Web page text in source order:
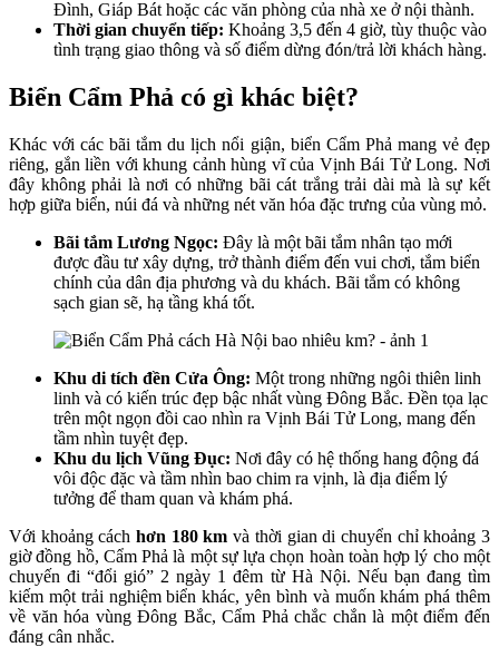
Đình, Giáp Bát hoặc các văn phòng của nhà xe ở nội thành.
Thời gian chuyển tiếp: Khoảng 3,5 đến 4 giờ, tùy thuộc vào
tình trạng giao thông và số điểm dừng đón/trả lời khách hàng.
Biển Cẩm Phả có gì khác biệt?
Khác với các bãi tắm du lịch nổi giận, biển Cẩm Phả mang vẻ đẹp
riêng, gắn liền với khung cảnh hùng vĩ của Vịnh Bái Tử Long. Nơi
đây không phải là nơi có những bãi cát trắng trải dài mà là sự kết
hợp giữa biển, núi đá và những nét văn hóa đặc trưng của vùng mỏ.
Bãi tắm Lương Ngọc: Đây là một bãi tắm nhân tạo mới
được đầu tư xây dựng, trở thành điểm đến vui chơi, tắm biển
chính của dân địa phương và du khách. Bãi tắm có không
sạch gian sẽ, hạ tầng khá tốt.
Khu di tích đền Cửa Ông: Một trong những ngôi thiên linh
linh và có kiến trúc đẹp bậc nhất vùng Đông Bắc. Đền tọa lạc
trên một ngọn đồi cao nhìn ra Vịnh Bái Tử Long, mang đến
tầm nhìn tuyệt đẹp.
Khu du lịch Vũng Đục: Nơi đây có hệ thống hang động đá
vôi độc đặc và tầm nhìn bao chim ra vịnh, là địa điểm lý
tưởng để tham quan và khám phá.
Với khoảng cáchhơn 180 km và thời gian di chuyển chỉ khoảng 3
giờ đồng hồ, Cẩm Phả là một sự lựa chọn hoàn toàn hợp lý cho một
chuyến đi “đổi gió” 2 ngày 1 đêm từ Hà Nội. Nếu bạn đang tìm
kiếm một trải nghiệm biển khác, yên bình và muốn khám phá thêm
về văn hóa vùng Đông Bắc, Cẩm Phả chắc chắn là một điểm đến
đáng cân nhắc.